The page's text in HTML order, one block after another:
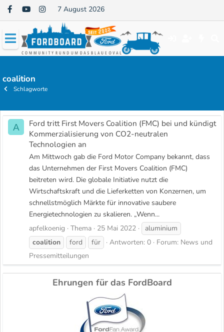
7 August 2026
coalition
Schlagworte
A
Ford tritt First Movers Coalition (FMC) bei und kündigt
Kommerzialisierung von CO2-neutralen
Technologien an
Am Mittwoch gab die Ford Motor Company bekannt, dass
das Unternehmen der First Movers Coalition (FMC)
beitreten wird. Die globale Initiative nutzt die
Wirtschaftskraft und die Lieferketten von Konzernen, um
schnellstmöglich Märkte für innovative saubere
Energietechnologien zu skalieren. „Wenn...
apfelkoenig
Thema 25 Mai 2022
aluminium
coalition
ford für Antworten: 0 Forum: News und
Pressemitteilungen
Ehrungen für das FordBoard